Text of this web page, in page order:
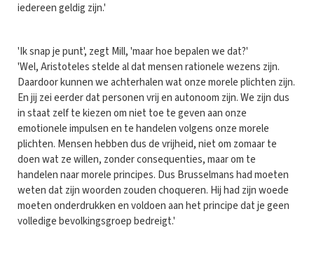
iedereen geldig zijn.'
'Ik snap je punt', zegt Mill, 'maar hoe bepalen we dat?'
'Wel, Aristoteles stelde al dat mensen rationele wezens zijn.
Daardoor kunnen we achterhalen wat onze morele plichten zijn.
En jij zei eerder dat personen vrij en autonoom zijn. We zijn dus
in staat zelf te kiezen om niet toe te geven aan onze
emotionele impulsen en te handelen volgens onze morele
plichten. Mensen hebben dus de vrijheid, niet om zomaar te
doen wat ze willen, zonder consequenties, maar om te
handelen naar morele principes. Dus Brusselmans had moeten
weten dat zijn woorden zouden choqueren. Hij had zijn woede
moeten onderdrukken en voldoen aan het principe dat je geen
volledige bevolkingsgroep bedreigt.'